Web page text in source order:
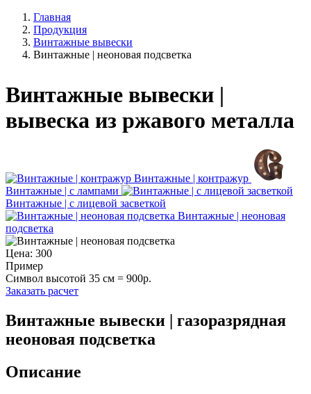
Главная
Продукция
Винтажные вывески
Винтажные | неоновая подсветка
Винтажные вывески |
вывеска из ржавого металла
Винтажные | контражур
Винтажные | c лампами
Винтажные | с лицевой засветкой
Винтажные | неоновая
подсветка
Цена: 300
Пример
Символ высотой 35 см = 900р.
Заказать расчет
Винтажные вывески | газоразрядная
неоновая подсветка
Описание